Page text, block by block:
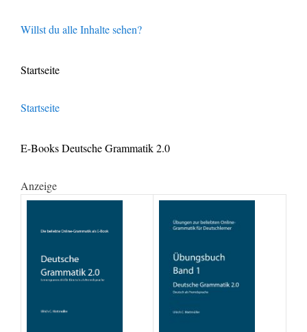
Willst du alle Inhalte sehen?
Startseite
Startseite
E-Books Deutsche Grammatik 2.0
Anzeige